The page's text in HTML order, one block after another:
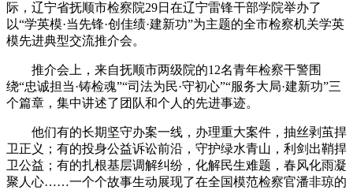
际，辽宁省抚顺市检察院29日在辽宁雷锋干部学院举办了
以“学英模·当先锋·创佳绩·建新功”为主题的全市检察机关学英
模先进典型交流推介会。
推介会上，来自抚顺市两级院的12名青年检察干警围
绕“忠诚担当·铸检魂”“司法为民·守初心”“服务大局·建新功”三
个篇章，集中讲述了团队和个人的先进事迹。
他们有的长期坚守办案一线，办理重大案件，抽丝剥茧捍
卫正义；有的投身公益诉讼前沿，守护绿水青山，利剑出鞘捍
卫公益；有的扎根基层调解纠纷，化解民生难题，春风化雨凝
聚人心……一个个故事生动展现了在全国模范检察官潘非琼的